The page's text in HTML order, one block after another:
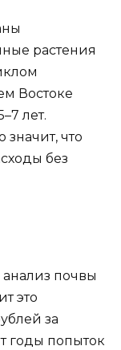
растения
Востоке
лет.
значит, что
без
почвы
это
за
годы попыток